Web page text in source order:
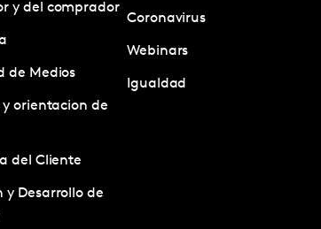
y del comprador
de Medios
y orientacion de
del Cliente
y Desarrollo de
Coronavirus
Webinars
Igualdad